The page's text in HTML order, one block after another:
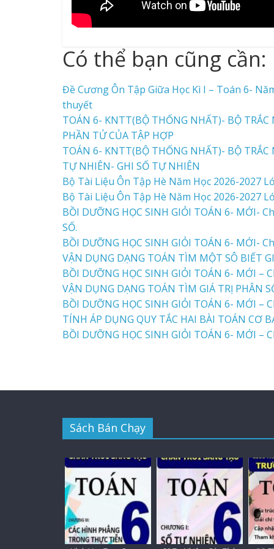
Có thể bạn cũng cần:
Đề Cương Ôn Tập Giữa Học Kì I – Toán 6-
thuyết
TOÁN 6- KNTT(BỘ THỐNG NHẤT)- BỘ
PHẦN TỬ CỦA TẬP HỢP
TOÁN 6- KNTT(BỘ THỐNG NHẤT)- BỘ
TỰ NHIÊN- GHI SỐ TỰ NHIÊN
Bộ Tài Liệu Ôn Tập Hè Năm Học 2026-2027
Bộ Tài Liệu Ôn Tập Hè Năm Học 2026-2027
BỒI DƯỠNG HỌC SINH GIỎI TOÁN 6- MỚI-
SỐ.
BỒI DƯỠNG HỌC SINH GIỎI TOÁN 6- MỚI-
VẬN DỤNG DẠNG TOÁN TÌM MỘT SÔ BIẾT
BỒI DƯỠNG HỌC SINH GIỎI TOÁN 6- MỚI –
VẬN DỤNG DẠNG TOÁN TÌM GIÁ TRỊ PHÂN
BỒI DƯỠNG HỌC SINH GIỎI TOÁN 6- MỚI –
TÍNH ÁP DỤNG QUY TẮC HAI BÀI TOÁN CƠ
BỒI DƯỠNG HỌC SINH GIỎI TOÁN 6- MỚI –
Sách Bán Chạy